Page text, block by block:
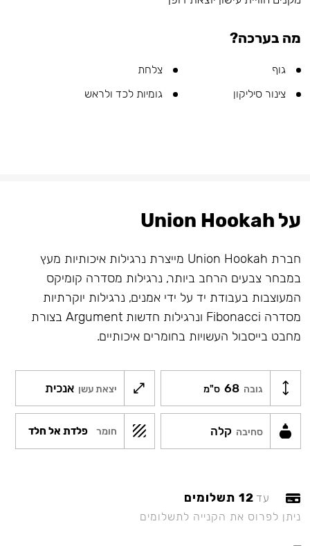
מה בערכה?
גוף
צלחת
צינור סיליקון
גומיות לכד ולראש
על Union Hookah
חברת Union Hookah מייצרת נרגילות איכותיות מעץ
במבחר צבעים הרחב ביותר, נרגילות מסדרה קומיקס
המעוצבות בעבודת יד על ידי אמנים, נרגילות יוקרתיות
מסדרה Fibonacci ונרגילות חדשות Argument בצורת
מחבט בייסבול העשויות בחומרים איכותיים.
גובה 68 ס"מ יצאת עשן אנכית
סחיבה קלה חומר פלדת אל חלד
עד 12 תשלומים
ניתן לפרוס את הקנייה לתשלומים